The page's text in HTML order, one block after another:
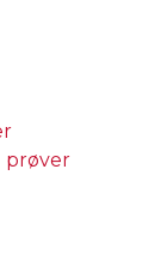
prøver